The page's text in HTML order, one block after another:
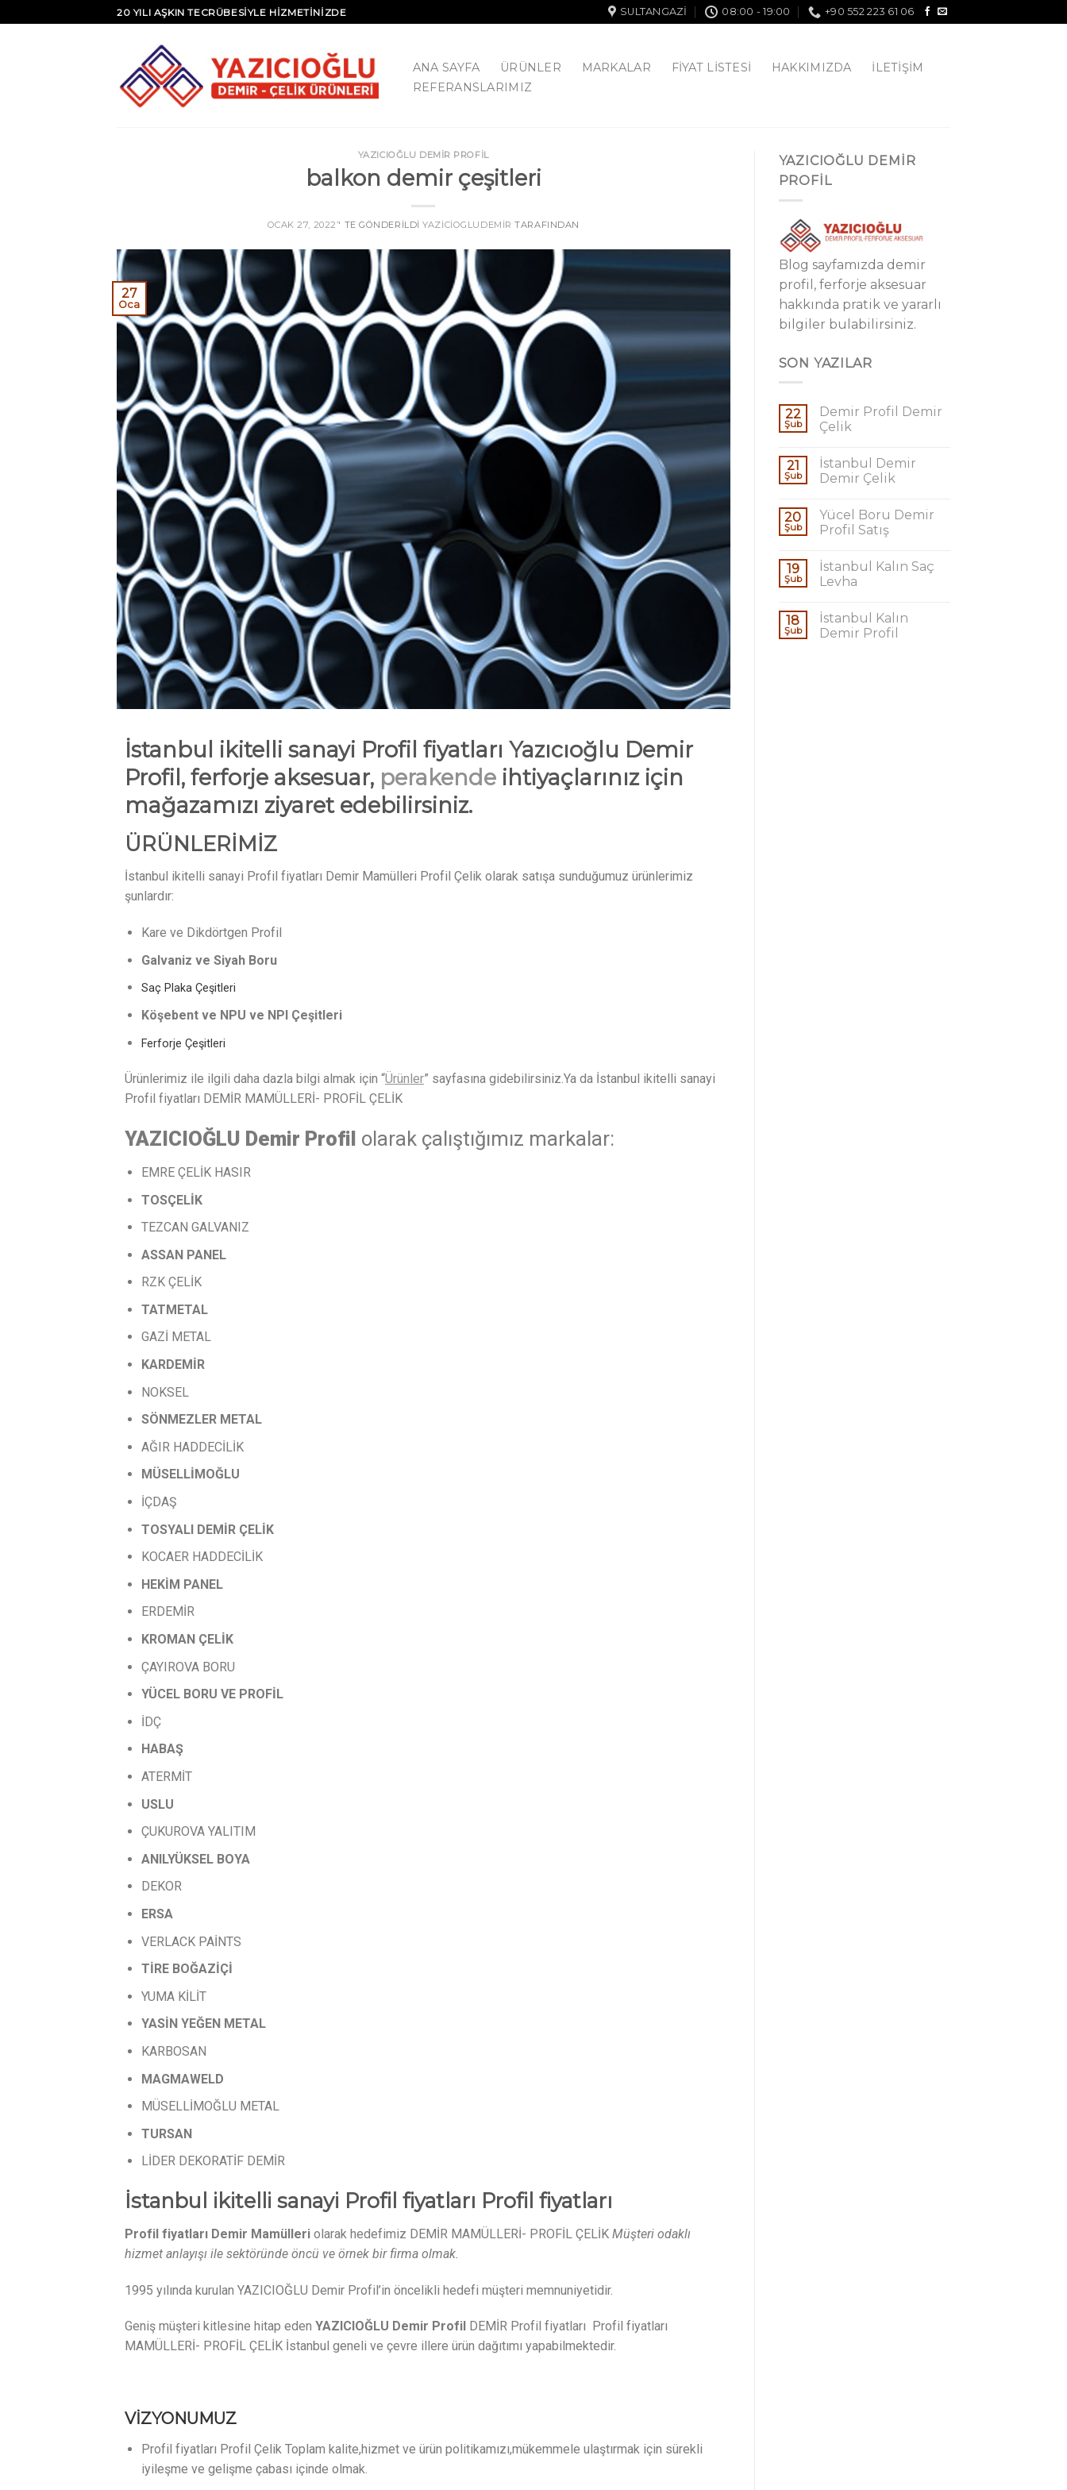
20 YILI AŞKIN TECRÜBESİYLE HİZMETİNİZDE SULTANGAZI 08:00 - 19:00 +90 552 223 61 06
ANA SAYFA ÜRÜNLER MARKALAR FIYAT LISTESI HAKKIMIZDA
İLETIŞIM
REFERANSLARIMIZ
YAZICIOĞLU DEMİR PROFİL
balkon demir çeşitleri
OCAK 27, 2022’' TE GÖNDERILDI YAZICIOGLUDEMIR TARAFINDAN
27
Oca
İstanbul ikitelli sanayi Profil fiyatları Yazıcıoğlu Demir
Profil, ferforje aksesuar, perakende ihtiyaçlarınız için
mağazamızı ziyaret edebilirsiniz.
ÜRÜNLERİMİZ
İstanbul ikitelli sanayi Profil fiyatları Demir Mamülleri Profil Çelik olarak satışa sunduğumuz ürünlerimiz
şunlardır:
Kare ve Dikdörtgen Profil
Galvaniz ve Siyah Boru
Saç Plaka Çeşitleri
Köşebent ve NPU ve NPI Çeşitleri
Ferforje Çeşitleri
Ürünlerimiz ile ilgili daha dazla bilgi almak için “Ürünler” sayfasına gidebilirsiniz.Ya da İstanbul ikitelli sanayi
Profil fiyatları DEMİR MAMÜLLERİ- PROFİL ÇELİK
YAZICIOĞLU Demir Profil olarak çalıştığımız markalar:
EMRE ÇELİK HASIR
TOSÇELİK
TEZCAN GALVANIZ
ASSAN PANEL
RZK ÇELİK
TATMETAL
GAZİ METAL
KARDEMİR
NOKSEL
SÖNMEZLER METAL
AĞIR HADDECİLİK
MÜSELLİMOĞLU
İÇDAŞ
TOSYALI DEMİR ÇELİK
KOCAER HADDECİLİK
HEKİM PANEL
ERDEMİR
KROMAN ÇELİK
ÇAYIROVA BORU
YÜCEL BORU VE PROFİL
İDÇ
HABAŞ
ATERMİT
USLU
ÇUKUROVA YALITIM
ANILYÜKSEL BOYA
DEKOR
ERSA
VERLACK PAİNTS
TİRE BOĞAZİÇİ
YUMA KİLİT
YASİN YEĞEN METAL
KARBOSAN
MAGMAWELD
MÜSELLİMOĞLU METAL
TURSAN
LİDER DEKORATİF DEMİR
İstanbul ikitelli sanayi Profil fiyatları Profil fiyatları
Profil fiyatları Demir Mamülleri olarak hedefimiz DEMİR MAMÜLLERİ- PROFİL ÇELİK Müşteri odaklı
hizmet anlayışı ile sektöründe öncü ve örnek bir firma olmak.
1995 yılında kurulan YAZICIOĞLU Demir Profil’in öncelikli hedefi müşteri memnuniyetidir.
Geniş müşteri kitlesine hitap eden YAZICIOĞLU Demir Profil DEMİR Profil fiyatları Profil fiyatları
MAMÜLLERİ- PROFİL ÇELİK İstanbul geneli ve çevre illere ürün dağıtımı yapabilmektedir.
VİZYONUMUZ
Profil fiyatları Profil Çelik Toplam kalite,hizmet ve ürün politikamızı,mükemmele ulaştırmak için sürekli
iyileşme ve gelişme çabası içinde olmak.
YAZICIOĞLU DEMİR
PROFİL
Blog sayfamızda demir
profil, ferforje aksesuar
hakkında pratik ve yararlı
bilgiler bulabilirsiniz.
SON YAZILAR
22
Şub
Demir Profil Demir
Çelik
21
Şub
İstanbul Demir
Demir Çelik
20
Şub
Yücel Boru Demir
Profil Satış
19
Şub
İstanbul Kalın Saç
Levha
18
Şub
İstanbul Kalın
Demir Profil